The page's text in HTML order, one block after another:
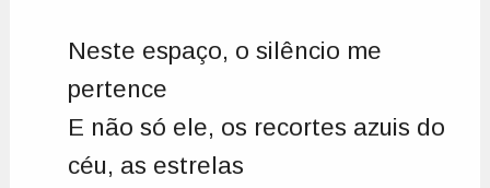
Neste espaço, o silêncio me
pertence
E não só ele, os recortes azuis do
céu, as estrelas